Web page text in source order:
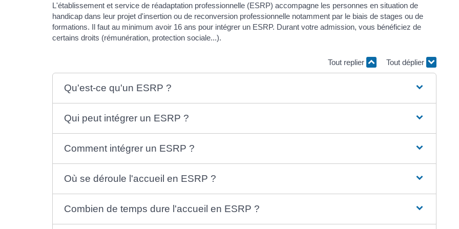
L'établissement et service de réadaptation professionnelle (ESRP) accompagne les personnes en situation de
handicap dans leur projet d'insertion ou de reconversion professionnelle notamment par le biais de stages ou de
formations. Il faut au minimum avoir 16 ans pour intégrer un ESRP. Durant votre admission, vous bénéficiez de
certains droits (rémunération, protection sociale...).
Tout replier Tout déplier
Qu'est-ce qu'un ESRP ?
Qui peut intégrer un ESRP ?
Comment intégrer un ESRP ?
Où se déroule l'accueil en ESRP ?
Combien de temps dure l'accueil en ESRP ?